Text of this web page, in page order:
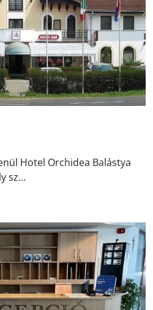
Hotel Orchidea Balástya
sz...